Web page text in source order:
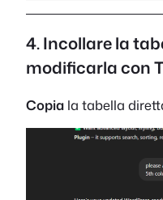
4. Incollare la
modificarla con
Copia la tabella